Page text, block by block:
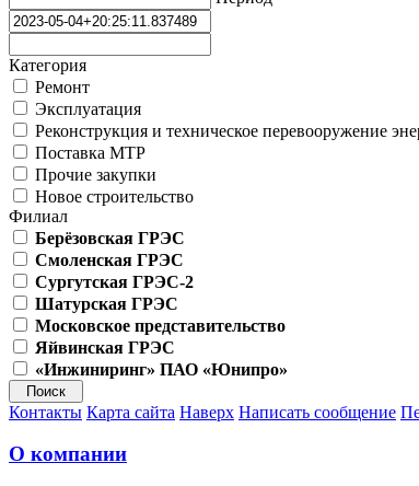
Категория
Ремонт
Эксплуатация
Реконструкция и техническое перевооружение
Поставка МТР
Прочие закупки
Новое строительство
Филиал
Берёзовская ГРЭС
Смоленская ГРЭС
Сургутская ГРЭС-2
Шатурская ГРЭС
Московское представительство
Яйвинская ГРЭС
«Инжиниринг» ПАО «Юнипро»
Контакты Карта сайта Наверх Написать сообщение
О компании